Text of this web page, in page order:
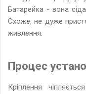
Батарейка - вона
Схоже, не дуже
живлення.
Процес
Кріплення